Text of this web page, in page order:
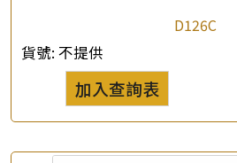
D126C
貨號: 不提供
加入查詢表